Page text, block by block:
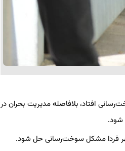
افتاد، بلافاصله مدیریت بحران در
شود.
فردا مشکل سوخت‌رسانی حل شود.